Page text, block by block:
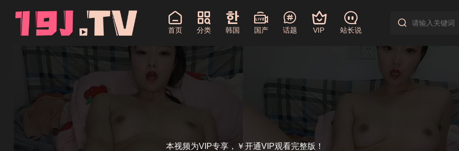
首页 分类 韩国 国产 话题 VIP 站长说
本视频为VIP专享，￥开通VIP观看完整版！